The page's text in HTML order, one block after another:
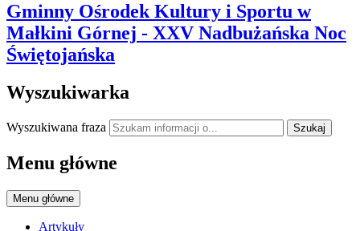
Gminny Ośrodek Kultury i Sportu w
Małkini Górnej - XXV Nadbużańska Noc
Świętojańska
Wyszukiwarka
Wyszukiwana fraza Szukaj
Menu główne
Menu główne
Artykuły